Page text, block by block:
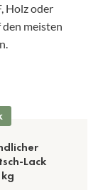
Holz oder
meisten
Lack